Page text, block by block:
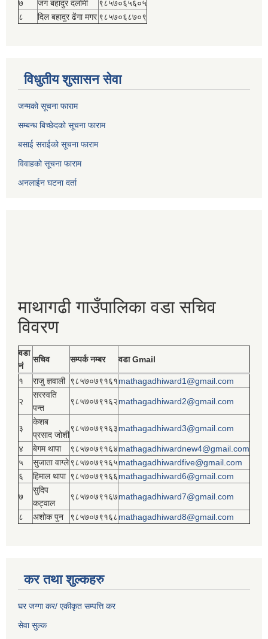
७
जंग बहादुर दर्लामी
९८५७०६५६०५
८
दिल बहादुर ढेंगा मगर ९८५७०६८७०९
विधुतीय शुसासन सेवा
जन्मको सूचना फाराम
सम्बन्ध बिच्छेदको सूचना फाराम
बसाई सराईको सूचना फाराम
विवाहको सूचना फाराम
अनलाईन घटना दर्ता
माथागढी गाउँपालिका वडा सचिव
विवरण
वडा
नं
सचिव सम्पर्क नम्बर वडा Gmail
१ राजु ज्ञवाली ९८५७०७९१६१mathagadhiward1@gmail.com
२
सरस्वति
पन्त
९८५७०७९१६२mathagadhiward2@gmail.com
३
केशब
प्रसाद जोशी
९८५७०७९१६३mathagadhiward3@gmail.com
४ बेगम थापा ९८५७०७९१६४mathagadhiwardnew4@gmail.com
५
सुजाता वाग्ले९८५७०७९१६५mathagadhiwardfive@gmail.com
६
हिमाल थापा ९८५७०७९१६६mathagadhiward6@gmail.com
७
सुदिप
कट्वाल
९८५७०७९१६७mathagadhiward7@gmail.com
८ अशोक पुन ९८५७०७९१६८mathagadhiward8@gmail.com
कर तथा शुल्कहरु
घर जग्गा कर/ एकीकृत सम्पत्ति कर
सेवा सुल्क